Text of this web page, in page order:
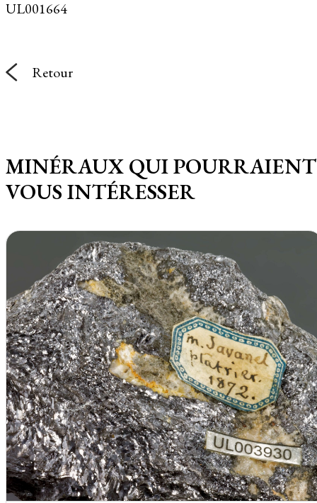
UL001664
Retour
MINÉRAUX QUI POURRAIENT
VOUS INTÉRESSER